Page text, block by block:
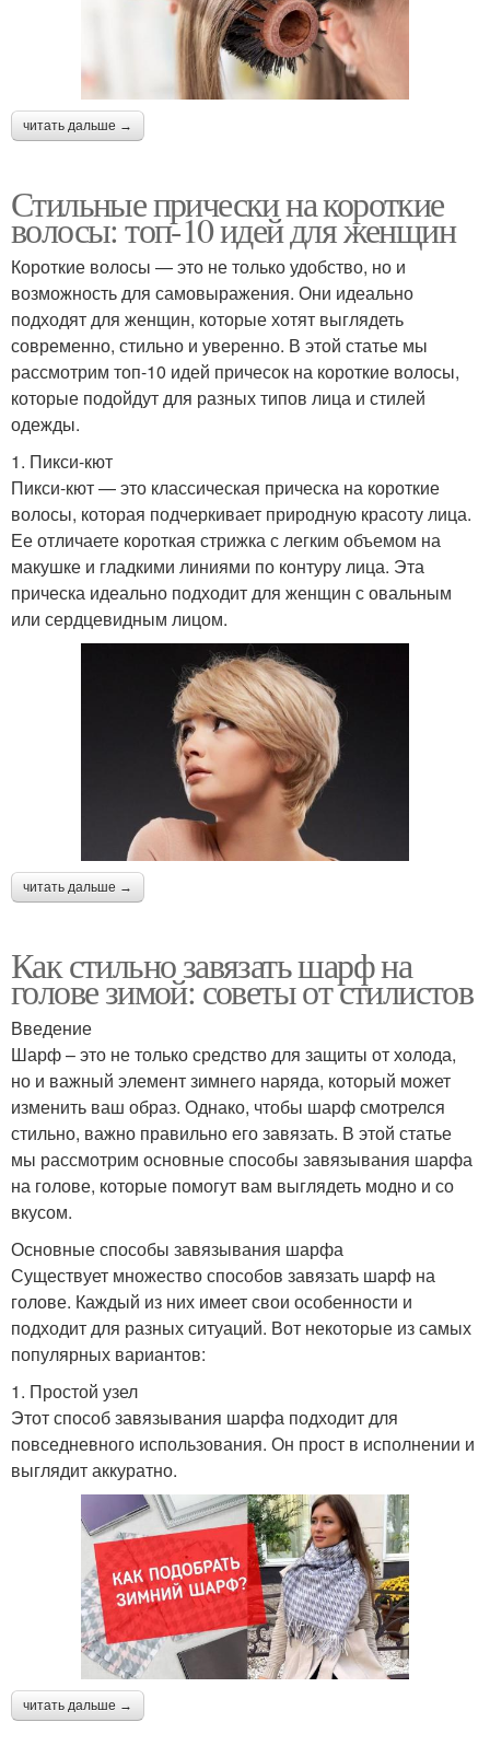
читать дальше →
Стильные прически на короткие
волосы: топ-10 идей для женщин
Короткие волосы — это не только удобство, но и
возможность для самовыражения. Они идеально
подходят для женщин, которые хотят выглядеть
современно, стильно и уверенно. В этой статье мы
рассмотрим топ-10 идей причесок на короткие волосы,
которые подойдут для разных типов лица и стилей
одежды.
1. Пикси-кют
Пикси-кют — это классическая прическа на короткие
волосы, которая подчеркивает природную красоту лица.
Ее отличаете короткая стрижка с легким объемом на
макушке и гладкими линиями по контуру лица. Эта
прическа идеально подходит для женщин с овальным
или сердцевидным лицом.
читать дальше →
Как стильно завязать шарф на
голове зимой: советы от стилистов
Введение
Шарф – это не только средство для защиты от холода,
но и важный элемент зимнего наряда, который может
изменить ваш образ. Однако, чтобы шарф смотрелся
стильно, важно правильно его завязать. В этой статье
мы рассмотрим основные способы завязывания шарфа
на голове, которые помогут вам выглядеть модно и со
вкусом.
Основные способы завязывания шарфа
Существует множество способов завязать шарф на
голове. Каждый из них имеет свои особенности и
подходит для разных ситуаций. Вот некоторые из самых
популярных вариантов:
1. Простой узел
Этот способ завязывания шарфа подходит для
повседневного использования. Он прост в исполнении и
выглядит аккуратно.
читать дальше →